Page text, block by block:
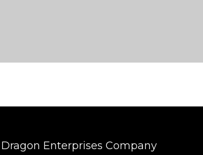
Enterprises Company